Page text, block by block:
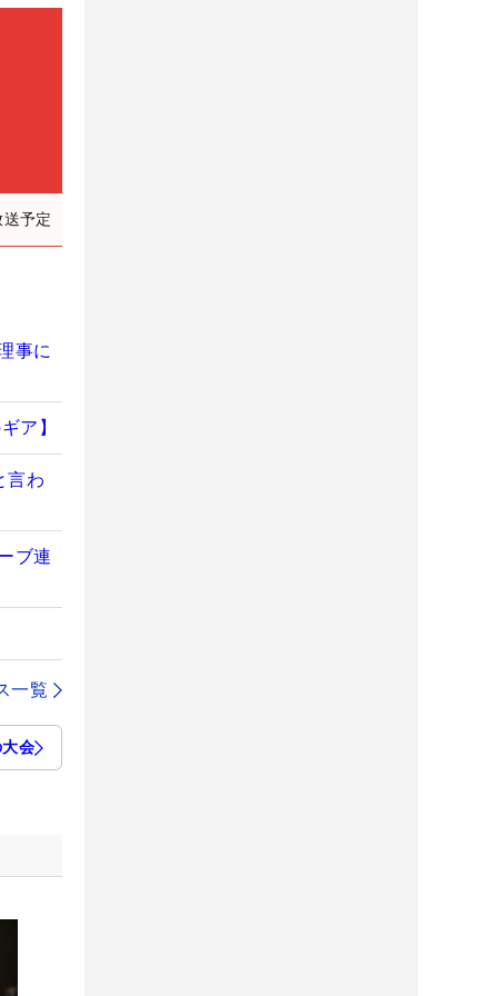
予定
事に
ア】
言わ
ブ連
一覧
会